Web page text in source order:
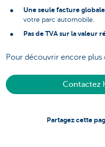
Une seule facture
votre parc automobile.
Pas de TVA sur la valeur
Pour découvrir encore plus
Contactez
Partagez cette